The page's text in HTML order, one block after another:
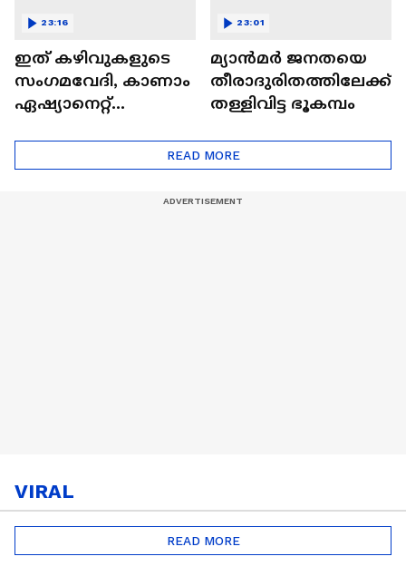
ഇത് കഴിവുകളുടെ
സംഗമവേദി, കാണാം
ഏഷ്യാനെറ്റ്
23:16
മ്യാൻമർ ജനതയെ
തീരാദുരിതത്തിലേക്ക്
തള്ളിവിട്ട ഭൂകമ്പം
23:01
READ MORE
VIRAL
READ MORE